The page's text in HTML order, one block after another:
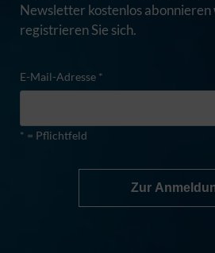
Newsletter kostenlos abonnieren
registrieren Sie sich.
E-Mail-Adresse *
* = Pflichtfeld
Zur